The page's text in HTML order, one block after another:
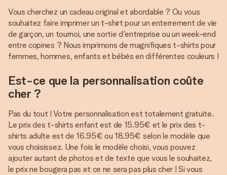
Vous cherchez un cadeau original et abordable ? Ou vous
souhaitez faire imprimer un t-shirt pour un enterrement de vie
de garçon, un tournoi, une sortie d'entreprise ou un week-end
entre copines ? Nous imprimons de magnifiques t-shirts pour
femmes, hommes, enfants et bébés en différentes couleurs !
Est-ce que la personnalisation coûte
cher ?
Pas du tout ! Votre personnalisation est totalement gratuite.
Le prix des t-shirts enfant est de 15.95€ et le prix des t-
shirts adulte est de 16.95€ ou 18.95€ selon le modèle que
vous choisissez. Une fois le modèle choisi, vous pouvez
ajouter autant de photos et de texte que vous le souhaitez,
le prix ne bougera pas et ce ne sera pas plus cher ! Si vous